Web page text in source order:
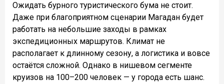
Ожидать бурного туристического бума не стоит.
Даже при благоприятном сценарии Магадан будет
работать на небольшие заходы в рамках
экспедиционных маршрутов. Климат не
располагает к длинному сезону, а логистика и вовсе
остаётся сложной. Однако в нишевом сегменте
круизов на 100–200 человек — у города есть шанс.